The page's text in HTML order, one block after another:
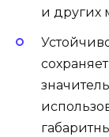
и других